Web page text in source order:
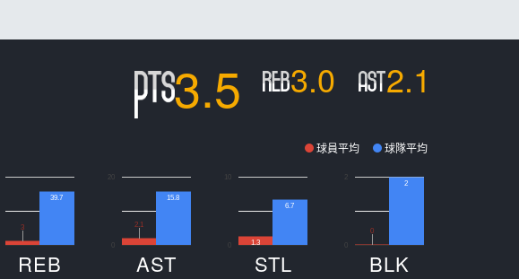
ELITE週日籃球聯盟
TBSL高中乙組小聯盟
3.5 3.0 2.1
球員平均 球隊平均
3
39.7
REB
20
2.1
15.8
AST
1.3
6.7
STL
2
0
2
BLK